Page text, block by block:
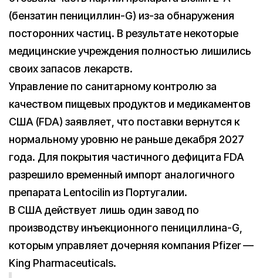
(бензатин пенициллин-G) из-за обнаружения
посторонних частиц. В результате некоторые
медицинские учреждения полностью лишились
своих запасов лекарств.
Управление по санитарному контролю за
качеством пищевых продуктов и медикаментов
США (FDA) заявляет, что поставки вернутся к
нормальному уровню не раньше декабря 2027
года. Для покрытия частичного дефицита FDA
разрешило временный импорт аналогичного
препарата Lentocilin из Португалии.
В США действует лишь один завод по
производству инъекционного пенициллина-G,
которым управляет дочерняя компания Pfizer —
King Pharmaceuticals.